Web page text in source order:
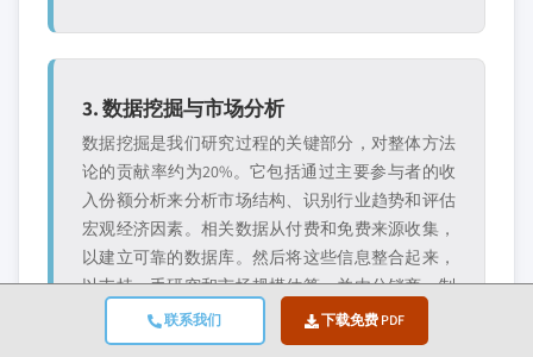
联系我们 下载免费 PDF
3. 数据挖掘与市场分析
数据挖掘是我们研究过程的关键部分，对整体方法
论的贡献率约为20%。它包括通过主要参与者的收
入份额分析来分析市场结构、识别行业趋势和评估
宏观经济因素。相关数据从付费和免费来源收集，
以建立可靠的数据库。然后将这些信息整合起来，
以支持一手研究和市场规模估算，并由分销商、制
造商和协会等关键利益相关者进行验证。